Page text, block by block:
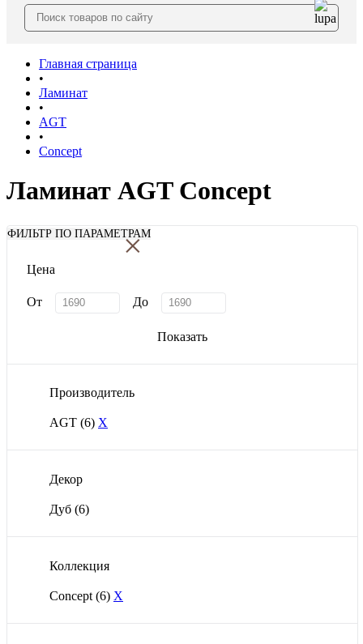
Главная страница
•
Ламинат
•
AGT
•
Concept
Ламинат AGT Concept
ФИЛЬТР ПО ПАРАМЕТРАМ
×
Цена
От До
Показать
Производитель
AGT (6) X
Декор
Дуб (6)
Коллекция
Concept (6) X